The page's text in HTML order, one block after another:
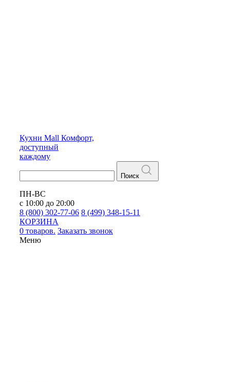
Кухни Mall Комфорт,
доступный
каждому
Поиск
ПН-ВС
с 10:00 до 20:00
8 (800) 302-77-06 8 (499) 348-15-11
КОРЗИНА
0 товаров. Заказать звонок
Меню